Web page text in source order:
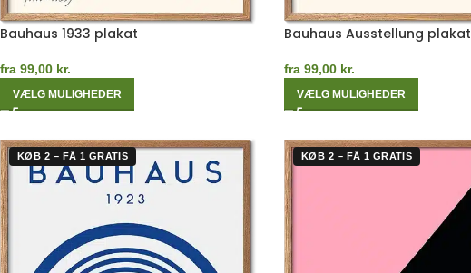
Bauhaus 1933 plakat
fra 99,00 kr.
VÆLG MULIGHEDER
Bauhaus Ausstellung plakat
fra 99,00 kr.
VÆLG MULIGHEDER
KØB 2 – FÅ 1 GRATIS KØB 2 – FÅ 1 GRATIS